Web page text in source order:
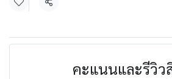
แชร์
คะแนนและรีวิว